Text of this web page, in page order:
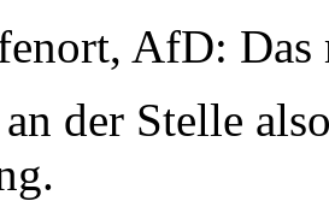
AfD: Das
der Stelle